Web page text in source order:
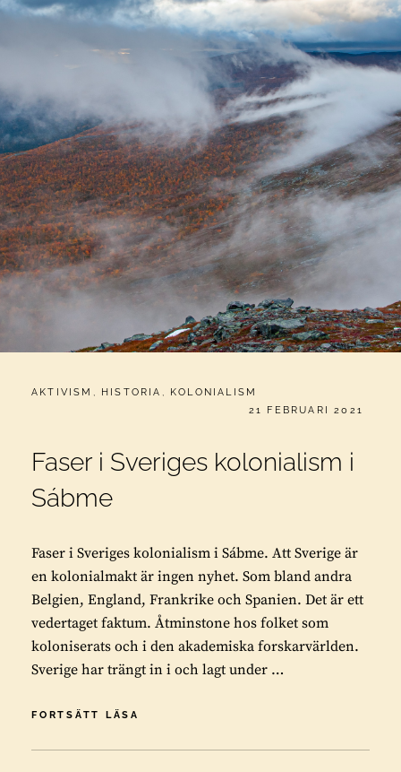
CATEGORIES:
AKTIVISM , HISTORIA , KOLONIALISM
PUBLICERAT
21 FEBRUARI 2021
Faser i Sveriges kolonialism i
Sábme
Faser i Sveriges kolonialism i Sábme. Att Sverige är
en kolonialmakt är ingen nyhet. Som bland andra
Belgien, England, Frankrike och Spanien. Det är ett
vedertaget faktum. Åtminstone hos folket som
koloniserats och i den akademiska forskarvärlden.
Sverige har trängt in i och lagt under …
FORTSÄTT LÄSA
SVERIGES